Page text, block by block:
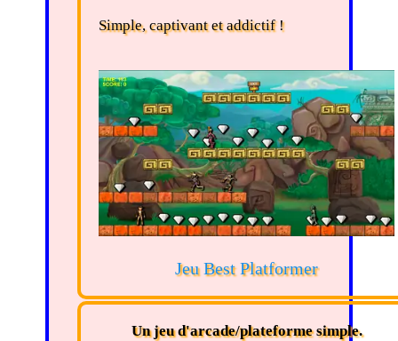
Simple, captivant et addictif !
Jeu Best Platformer
Un jeu d'arcade/plateforme simple.